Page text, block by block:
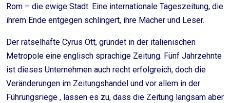
Rom – die ewige Stadt. Eine internationale Tageszeitung, die
ihrem Ende entgegen schlingert, ihre Macher und Leser.
Der rätselhafte Cyrus Ott, gründet in der italienischen
Metropole eine englisch sprachige Zeitung. Fünf Jahrzehnte
ist dieses Unternehmen auch recht erfolgreich, doch die
Veränderungen im Zeitungshandel und vor allem in der
Führungsriege , lassen es zu, dass die Zeitung langsam aber